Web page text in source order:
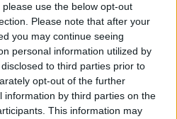
use the below opt-out
Please note that after your
you may continue seeing
personal information utilized by
to third parties prior to
opt-out of the further
information by third parties on the
This information may
rendszereket
fölé Svájcban
3 hozzászólás
rendszer adná a töltéshez az